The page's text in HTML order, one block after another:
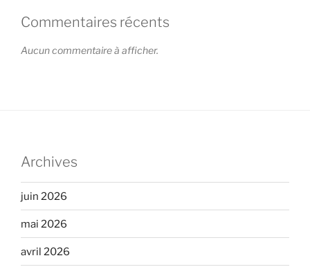
Commentaires récents
Aucun commentaire à afficher.
Archives
juin 2026
mai 2026
avril 2026